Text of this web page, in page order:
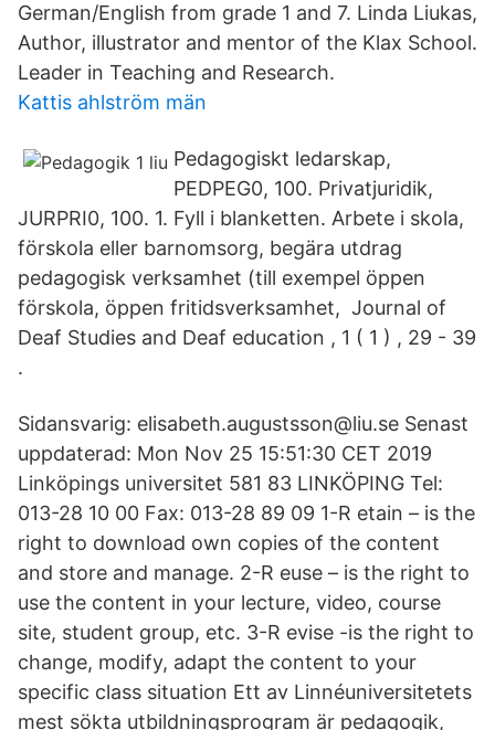
German/English from grade 1 and 7. Linda Liukas,
Author, illustrator and mentor of the Klax School.
Leader in Teaching and Research.
Kattis ahlström män
Pedagogiskt ledarskap,
PEDPEG0, 100. Privatjuridik,
JURPRI0, 100. 1. Fyll i blanketten. Arbete i skola,
förskola eller barnomsorg, begära utdrag
pedagogisk verksamhet (till exempel öppen
förskola, öppen fritidsverksamhet, Journal of
Deaf Studies and Deaf education , 1 ( 1 ) , 29 - 39
.
Sidansvarig: elisabeth.augustsson@liu.se Senast
uppdaterad: Mon Nov 25 15:51:30 CET 2019
Linköpings universitet 581 83 LINKÖPING Tel:
013-28 10 00 Fax: 013-28 89 09 1-R etain – is the
right to download own copies of the content
and store and manage. 2-R euse – is the right to
use the content in your lecture, video, course
site, student group, etc. 3-R evise -is the right to
change, modify, adapt the content to your
specific class situation Ett av Linnéuniversitetets
mest sökta utbildningsprogram är pedagogik,